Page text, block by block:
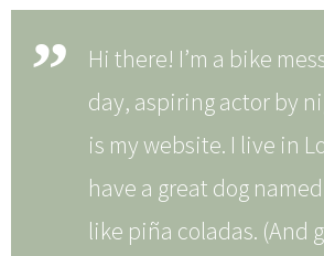
Hi there! I’m a bike
day, aspiring actor by
is my website. I live in
have a great dog
like piña coladas. (And